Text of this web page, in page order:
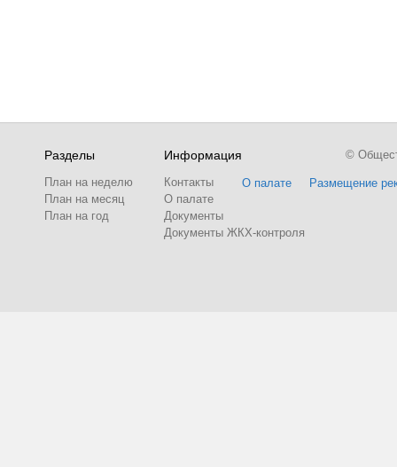
Разделы
План на неделю
План на месяц
План на год
Информация
Контакты
О палате
Документы
Документы ЖКХ-контроля
О палате Размещение
©